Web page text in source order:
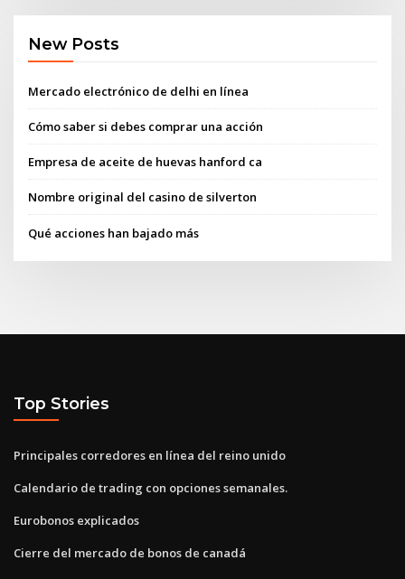
New Posts
Mercado electrónico de delhi en línea
Cómo saber si debes comprar una acción
Empresa de aceite de huevas hanford ca
Nombre original del casino de silverton
Qué acciones han bajado más
Top Stories
Principales corredores en línea del reino unido
Calendario de trading con opciones semanales.
Eurobonos explicados
Cierre del mercado de bonos de canadá